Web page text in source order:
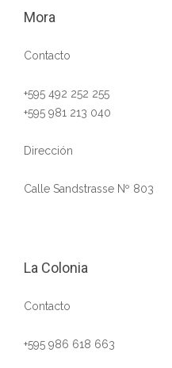
Mora
Contacto
+595 492 252 255
+595 981 213 040
Dirección
Calle Sandstrasse Nº 803
La Colonia
Contacto
+595 986 618 663